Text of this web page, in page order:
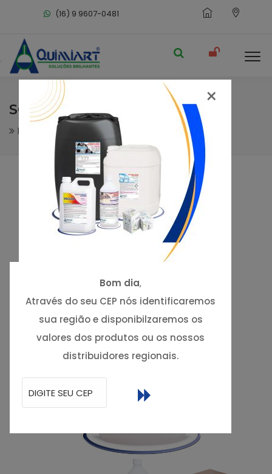
(16) 9 9607-0481
SCHAUMIX ANTIBACTER
Higiene Pessoal Sabonete Bactericida
×
Bom dia,
Através do seu CEP nós identificaremos
sua região e disponibilzaremos os
valores dos produtos ou os nossos
distribuidores regionais.